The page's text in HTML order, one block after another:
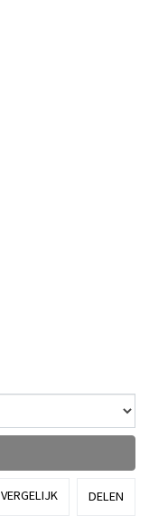
VERGELIJK DELEN